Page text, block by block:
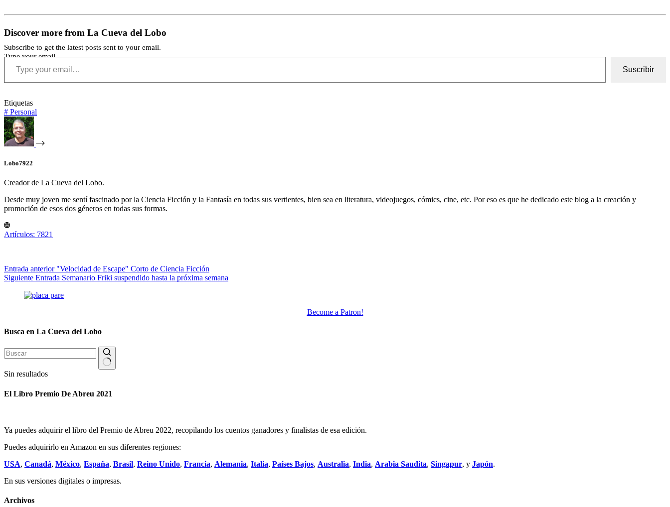
Discover more from La Cueva del Lobo
Subscribe to get the latest posts sent to your email.
Type your email…
Suscribir
Etiquetas
# Personal
Lobo7922
Creador de La Cueva del Lobo.
Desde muy joven me sentí fascinado por la Ciencia Ficción y la Fantasía en todas sus vertientes, bien sea en literatura, videojuegos, cómics, cine, etc. Por eso es que he dedicado este blog a la creación y
promoción de esos dos géneros en todas sus formas.
Artículos: 7821
Entrada anterior "Velocidad de Escape" Corto de Ciencia Ficción
Siguiente Entrada Semanario Friki suspendido hasta la próxima semana
Become a Patron!
Busca en La Cueva del Lobo
Sin resultados
El Libro Premio De Abreu 2021
Ya puedes adquirir el libro del Premio de Abreu 2022, recopilando los cuentos ganadores y finalistas de esa edición.
Puedes adquirirlo en Amazon en sus diferentes regiones:
USA, Canadá, México, España, Brasil, Reino Unido, Francia, Alemania, Italia, Países Bajos, Australia, India, Arabia Saudita, Singapur, y Japón.
En sus versiones digitales o impresas.
Archivos